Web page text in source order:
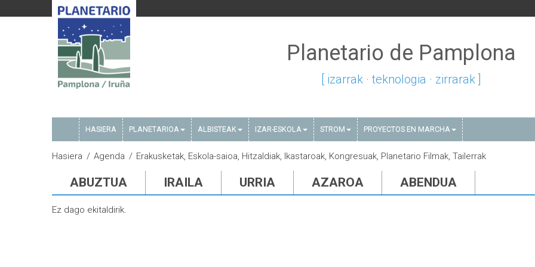
Planetario de Pamplona
[ izarrak · teknologia · zirrarak ]
HASIERA PLANETARIOA ALBISTEAK IZAR-ESKOLA STROM PROYECTOS EN MARCHA
Hasiera Agenda Erakusketak, Eskola-saioa, Hitzaldiak, Ikastaroak, Kongresuak, Planetario Filmak, Tailerrak
ABUZTUA IRAILA URRIA AZAROA ABENDUA
Ez dago ekitaldirik.